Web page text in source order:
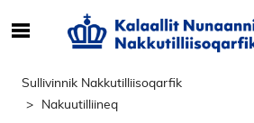
g
e
Sullivinnik Nakkutilliisoqarfik
Nakuutilliineq